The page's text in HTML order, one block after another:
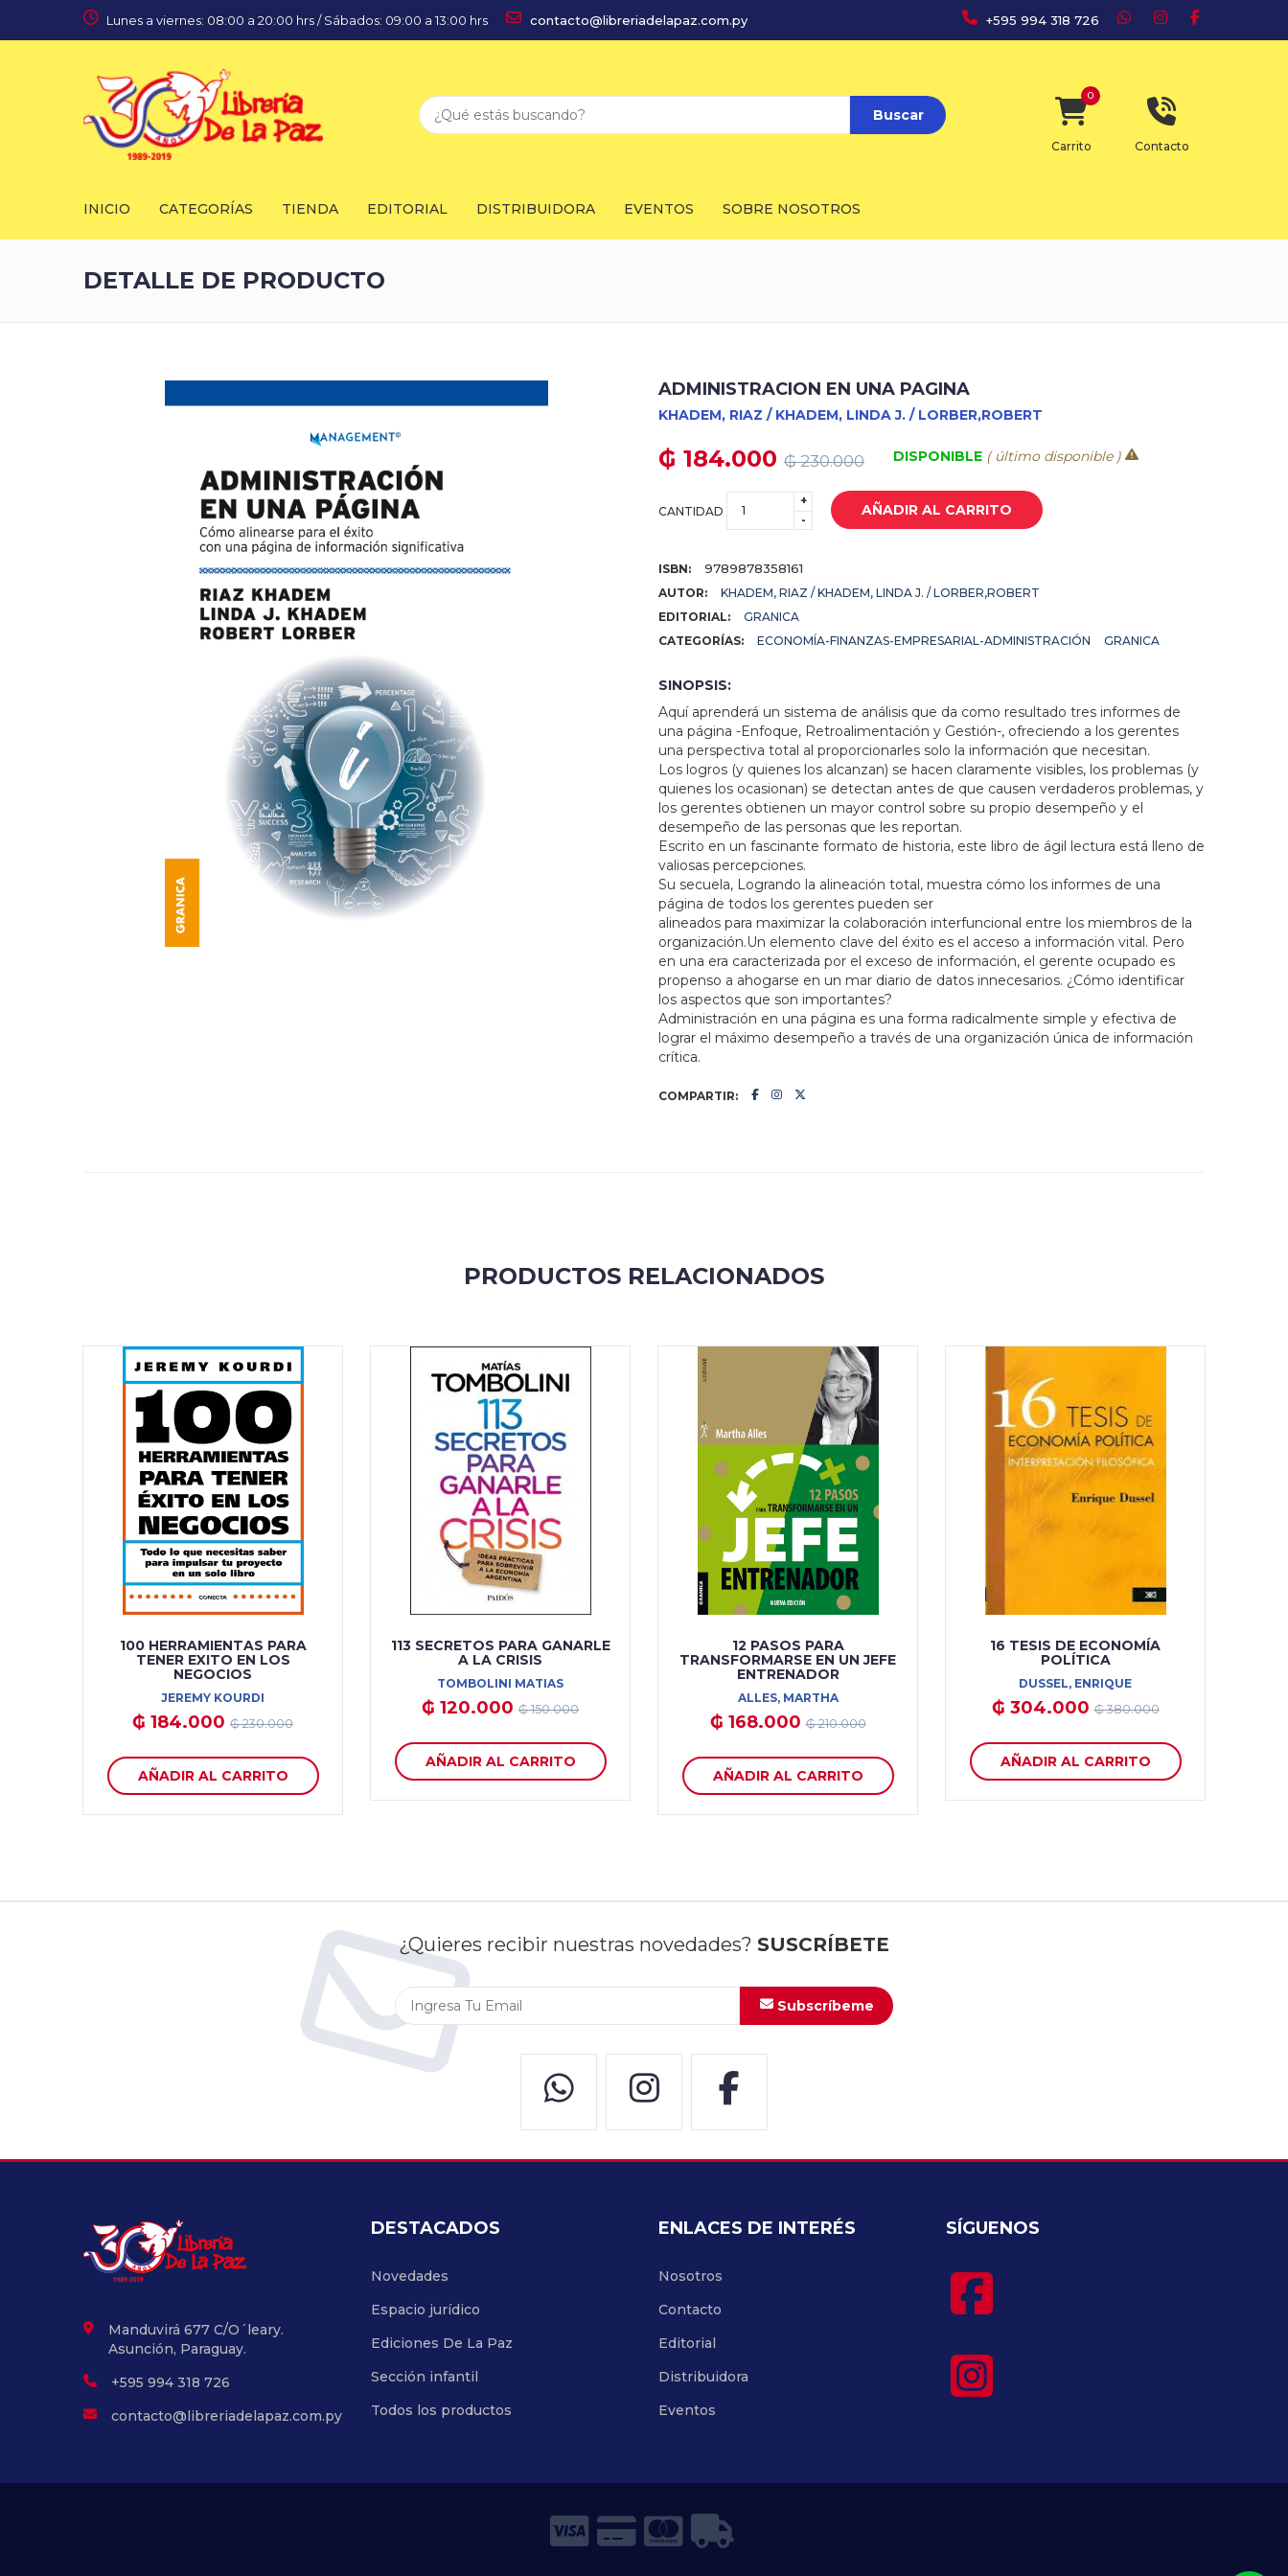
Lunes a viernes: 08:00 a 20:00 hrs / Sábados: 09:00 a 13:00 hrs contacto@libreriadelapaz.com.py +595 994 318 726
Buscar
Carrito
0
Contacto
INICIO CATEGORÍAS TIENDA EDITORIAL DISTRIBUIDORA EVENTOS SOBRE NOSOTROS
DETALLE DE PRODUCTO
ADMINISTRACION EN UNA PAGINA
KHADEM, RIAZ / KHADEM, LINDA J. / LORBER,ROBERT
₲ 184.000 ₲ 230.000 DISPONIBLE ( último disponible )
CANTIDAD
+
-
AÑADIR AL CARRITO
ISBN: 9789878358161
AUTOR:
KHADEM, RIAZ / KHADEM, LINDA J. / LORBER,ROBERT
EDITORIAL:
GRANICA
CATEGORÍAS:
ECONOMÍA-FINANZAS-EMPRESARIAL-ADMINISTRACIÓN GRANICA
SINOPSIS:
Aquí aprenderá un sistema de análisis que da como resultado tres informes de
una página -Enfoque, Retroalimentación y Gestión-, ofreciendo a los gerentes
una perspectiva total al proporcionarles solo la información que necesitan.
Los logros (y quienes los alcanzan) se hacen claramente visibles, los problemas (y
quienes los ocasionan) se detectan antes de que causen verdaderos problemas, y
los gerentes obtienen un mayor control sobre su propio desempeño y el
desempeño de las personas que les reportan.
Escrito en un fascinante formato de historia, este libro de ágil lectura está lleno de
valiosas percepciones.
Su secuela, Logrando la alineación total, muestra cómo los informes de una
página de todos los gerentes pueden ser
alineados para maximizar la colaboración interfuncional entre los miembros de la
organización.Un elemento clave del éxito es el acceso a información vital. Pero
en una era caracterizada por el exceso de información, el gerente ocupado es
propenso a ahogarse en un mar diario de datos innecesarios. ¿Cómo identificar
los aspectos que son importantes?
Administración en una página es una forma radicalmente simple y efectiva de
lograr el máximo desempeño a través de una organización única de información
crítica.
COMPARTIR:
PRODUCTOS RELACIONADOS
100 HERRAMIENTAS PARA
TENER EXITO EN LOS
NEGOCIOS
JEREMY KOURDI
₲ 184.000 ₲ 230.000
AÑADIR AL CARRITO
113 SECRETOS PARA GANARLE
A LA CRISIS
TOMBOLINI MATIAS
₲ 120.000 ₲ 150.000
AÑADIR AL CARRITO
12 PASOS PARA
TRANSFORMARSE EN UN JEFE
ENTRENADOR
ALLES, MARTHA
₲ 168.000₲ 210.000
AÑADIR AL CARRITO
16 TESIS DE ECONOMÍA
POLÍTICA
DUSSEL, ENRIQUE
₲ 304.000₲ 380.000
AÑADIR AL CARRITO
¿Quieres recibir nuestras novedades? SUSCRÍBETE
Subscríbeme
Manduvirá 677 C/O´leary.
Asunción, Paraguay.
+595 994 318 726
contacto@libreriadelapaz.com.py
DESTACADOS
Novedades
Espacio jurídico
Ediciones De La Paz
Sección infantil
Todos los productos
ENLACES DE INTERÉS
Nosotros
Contacto
Editorial
Distribuidora
Eventos
SÍGUENOS